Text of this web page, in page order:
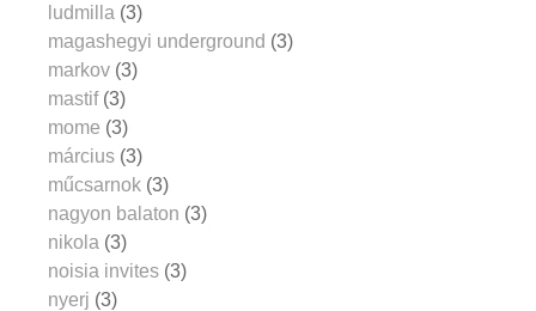
ludmilla (3)
magashegyi underground (3)
markov (3)
mastif (3)
mome (3)
március (3)
műcsarnok (3)
nagyon balaton (3)
nikola (3)
noisia invites (3)
nyerj (3)